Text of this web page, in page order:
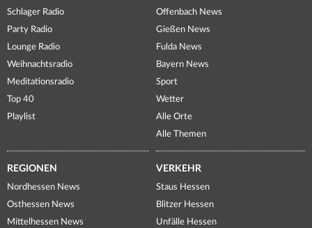
Schlager Radio
Party Radio
Lounge Radio
Weihnachtsradio
Meditationsradio
Top 40
Playlist
Offenbach News
Gießen News
Fulda News
Bayern News
Sport
Wetter
Alle Orte
Alle Themen
REGIONEN
Nordhessen News
Osthessen News
Mittelhessen News
VERKEHR
Staus Hessen
Blitzer Hessen
Unfälle Hessen